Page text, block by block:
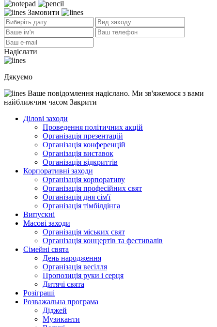
Замовити
Надіслати
Дякуємо
Ваше повідомлення надіслано. Ми зв'яжемося з вами
найближчим часом Закрити
Ділові заходи
Проведення політичних акцій
Oрганізація презентацій
Організація конференцій
Організація виставок
Організація відкриттів
Корпоративні заходи
Організація корпоративу
Організація професійних свят
Організація дня сім'ї
Організація тімбілдінга
Випускні
Масові заходи
Організація міських свят
Організація концертів та фестивалів
Сімейні свята
День народження
Організація весілля
Пропозиція руки і серця
Дитячі свята
Розіграші
Розважальна програма
Діджей
Музиканти